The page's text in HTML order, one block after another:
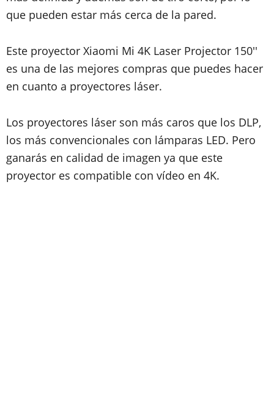
que pueden estar más cerca de la pared.
Este proyector Xiaomi Mi 4K Laser Projector 150''
es una de las mejores compras que puedes hacer
en cuanto a proyectores láser.
Los proyectores láser son más caros que los DLP,
los más convencionales con lámparas LED. Pero
ganarás en calidad de imagen ya que este
proyector es compatible con vídeo en 4K.